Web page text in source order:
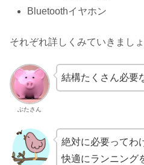
Bluetoothイヤホン
それぞれ詳しくみていきましょ
ぶたさん
結構たくさん必要
絶対に必要ってわ
快適にランニング